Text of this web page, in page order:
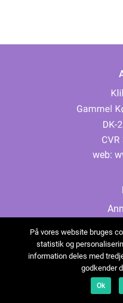
web:
På vores website bruges
statistik og
information deles med
godkender
Ok